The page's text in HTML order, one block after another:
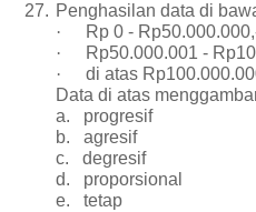
27. Penghasilan data di
·
Rp 0 -
·
Rp50.000.001 -
·
di atas
Data di atas
a.
progresif
b.
agresif
c.
degresif
d.
proporsional
e.
tetap